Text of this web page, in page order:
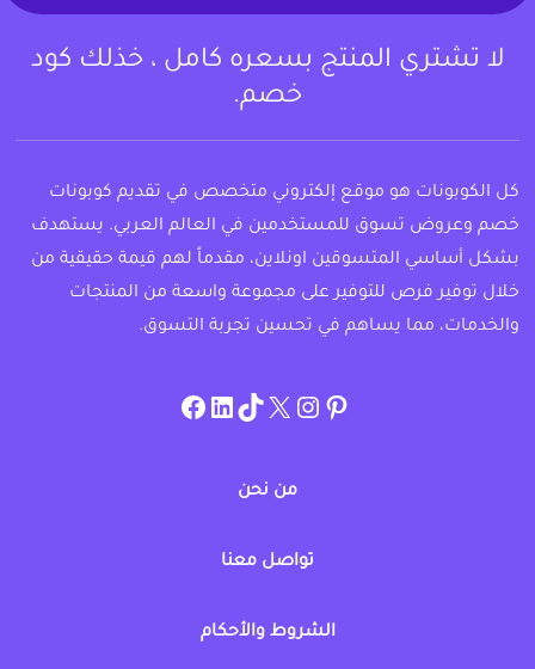
لا تشتري المنتج بسعره كامل ، خذلك كود
خصم.
كل الكوبونات هو موقع إلكتروني متخصص في تقديم كوبونات
خصم وعروض تسوق للمستخدمين في العالم العربي. يستهدف
بشكل أساسي المتسوقين اونلاين، مقدماً لهم قيمة حقيقية من
خلال توفير فرص للتوفير على مجموعة واسعة من المنتجات
والخدمات، مما يساهم في تحسين تجربة التسوق.
pinterest
allcouponat
twitter
TikTok
linkedin
facebook
من نحن
تواصل معنا
الشروط والأحكام